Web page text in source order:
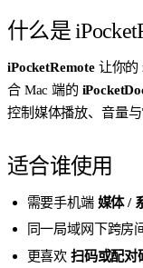
什么是
iPocketRemote让你的
合 Mac 端的
控制媒体播放、音量
适合谁使用
需要手机端 媒体 /
同一局域网下跨房
更喜欢 扫码或配对